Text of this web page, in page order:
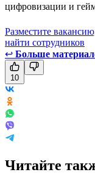
цифровизации и
Разместите
найти сотрудников
↩ Больше
10
Читайте